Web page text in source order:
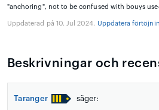
"anchoring", not to be confused with bouys
Uppdaterad på 10. Jul 2024. Uppdatera
Beskrivningar och
Taranger säger: